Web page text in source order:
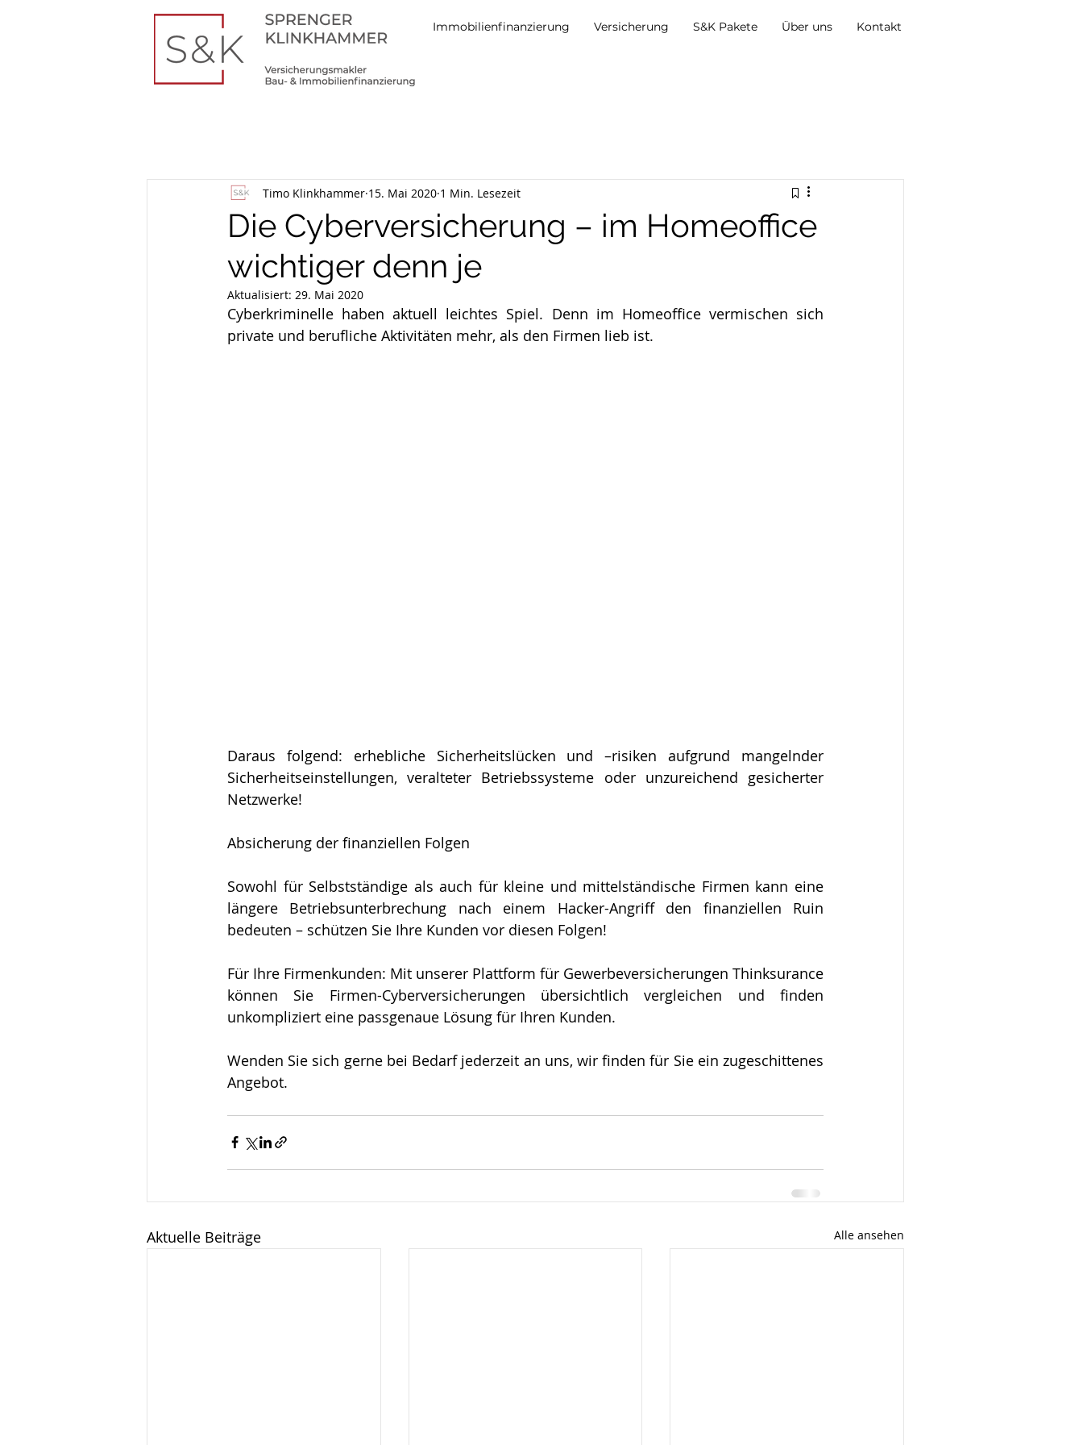
Immobilienfinanzierung Versicherung S&K Pakete Über uns Kontakt
Die Cyberversicherung – im Homeoffice
wichtiger denn je
Timo Klinkhammer 15. Mai 2020 1 Min. Lesezeit
Aktualisiert: 29. Mai 2020
Cyberkriminelle haben aktuell leichtes Spiel. Denn im Homeoffice vermischen sich
private und berufliche Aktivitäten mehr, als den Firmen lieb ist.
Daraus folgend: erhebliche Sicherheitslücken und –risiken aufgrund mangelnder
Sicherheitseinstellungen, veralteter Betriebssysteme oder unzureichend gesicherter
Netzwerke!
Absicherung der finanziellen Folgen
Sowohl für Selbstständige als auch für kleine und mittelständische Firmen kann eine
längere Betriebsunterbrechung nach einem Hacker-Angriff den finanziellen Ruin
bedeuten – schützen Sie Ihre Kunden vor diesen Folgen!
Für Ihre Firmenkunden: Mit unserer Plattform für Gewerbeversicherungen Thinksurance
können Sie Firmen-Cyberversicherungen übersichtlich vergleichen und finden
unkompliziert eine passgenaue Lösung für Ihren Kunden.
Wenden Sie sich gerne bei Bedarf jederzeit an uns, wir finden für Sie ein zugeschittenes
Angebot.
Aktuelle Beiträge Alle ansehen